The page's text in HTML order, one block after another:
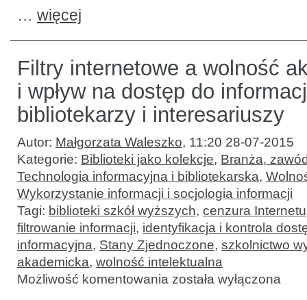
… więcej
Filtry internetowe a wolność
i wpływ na dostęp do
bibliotekarzy i interesariuszy
Autor: Małgorzata Waleszko, 11:20 28-07-2015
Kategorie: Biblioteki jako kolekcje, Branża,
Technologia informacyjna i bibliotekarska,
Wykorzystanie informacji i socjologia informacji
Tagi: biblioteki szkół wyższych, cenzura Internetu
filtrowanie informacji, identyfikacja i kontrola
informacyjna, Stany Zjednoczone, szkolnictwo
akademicka, wolność intelektualna
Możliwość komentowania Filtry
internetowe
została wyłączona